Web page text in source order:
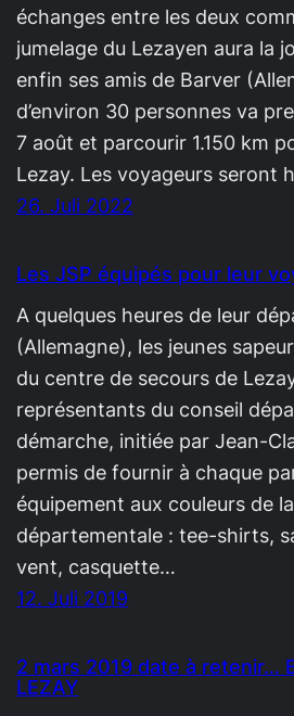
échanges entre les deux
jumelage du Lezayen aura la
enfin ses amis de Barver
d’environ 30 personnes va
7 août et parcourir 1.150 km
Lezay. Les voyageurs seront
26. Juli 2022
Les JSP équipés pour leur
A quelques heures de leur
(Allemagne), les jeunes
du centre de secours de
représentants du conseil
démarche, initiée par Jean-
permis de fournir à chaque
équipement aux couleurs de
départementale : tee-shirts,
vent, casquette…
12. Juli 2019
2 mars 2019 date à retenir…
LEZAY